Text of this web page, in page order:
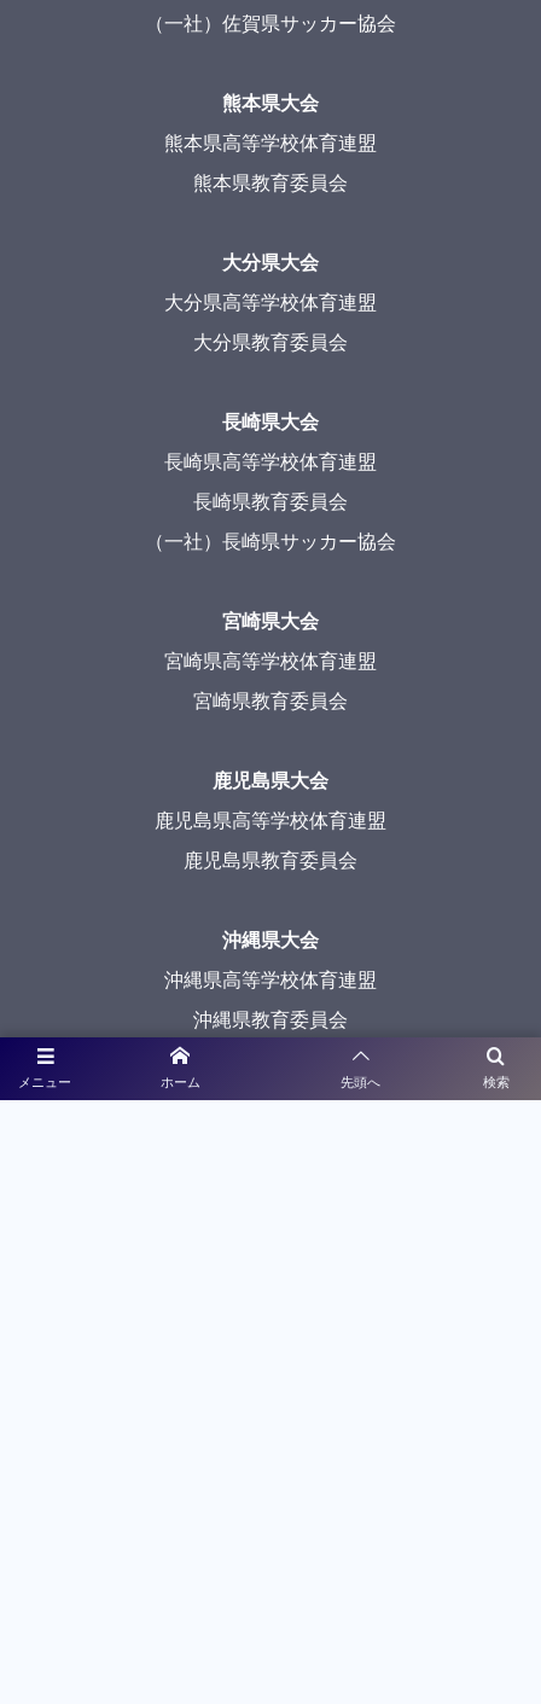
メニュー 検索
ホーム 先頭へ
（一社）佐賀県サッカー協会
熊本県大会
熊本県高等学校体育連盟
熊本県教育委員会
大分県大会
大分県高等学校体育連盟
大分県教育委員会
長崎県大会
長崎県高等学校体育連盟
長崎県教育委員会
（一社）長崎県サッカー協会
宮崎県大会
宮崎県高等学校体育連盟
宮崎県教育委員会
鹿児島県大会
鹿児島県高等学校体育連盟
鹿児島県教育委員会
沖縄県大会
沖縄県高等学校体育連盟
沖縄県教育委員会